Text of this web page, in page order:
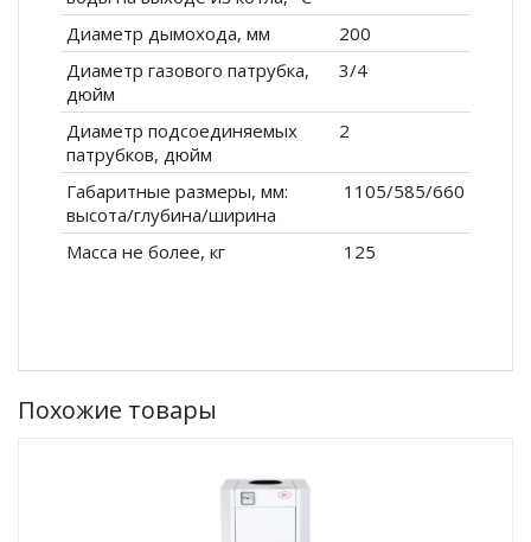
Диаметр дымохода, мм
200
Диаметр газового патрубка,
дюйм
3/4
Диаметр подсоединяемых
патрубков, дюйм
2
Габаритные размеры, мм:
высота/глубина/ширина
1105/585/660
Масса не более, кг 125
Похожие товары